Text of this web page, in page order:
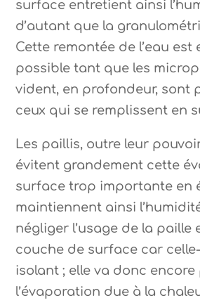
surface entretient ainsi
d’autant que la
Cette remontée de l’eau est
possible tant que les
vident, en profondeur, sont
ceux qui se remplissent en
Les paillis, outre leur
évitent grandement cette
surface trop importante en
maintiennent ainsi
négliger l’usage de la paille
couche de surface car
isolant ; elle va donc
l’évaporation due à la